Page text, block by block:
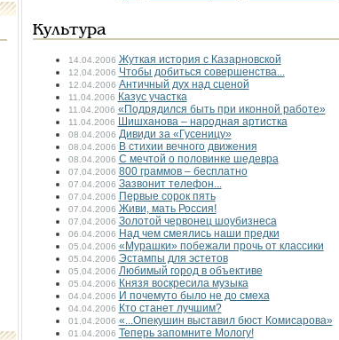
Культура
14.04.2006 Жуткая история с Казарновской
12.04.2006 Чтобы добиться совершенства...
12.04.2006 Античный дух над сценой
11.04.2006 Казус участка
11.04.2006 «Подрядился быть при иконной работе»
11.04.2006 Шишханова – народная артистка
08.04.2006 Дивиди за «Гусеницу»
08.04.2006 В стихии вечного движения
08.04.2006 С мечтой о половинке шедевра
07.04.2006 800 граммов – бесплатно
07.04.2006 Зазвонит телефон...
07.04.2006 Первые сорок пять
07.04.2006 Живи, мать Россия!
07.04.2006 Золотой червонец шоу­бизнеса
06.04.2006 Над чем смеялись наши предки
05.04.2006 «Мурашки» побежали прочь от классики
05.04.2006 Эстампы для эстетов
05.04.2006 Любимый город в объективе
05.04.2006 Князя воскресила музыка
04.04.2006 И почему­то было не до смеха
04.04.2006 Кто станет лучшим?
01.04.2006 «...Опекушин выставил бюст Комисарова»
01.04.2006 Теперь запомните Мологу!